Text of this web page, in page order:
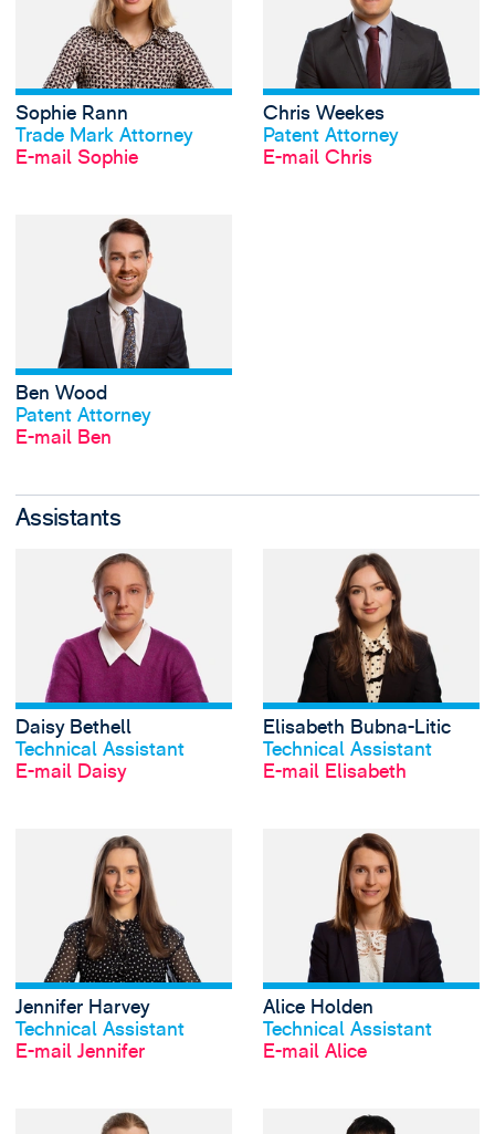
Sophie Rann
Trade Mark Attorney
E-mail Sophie
Profil anschauen
Chris Weekes
Patent Attorney
E-mail Chris
Ben Wood
Patent Attorney
E-mail Ben
Assistants
Daisy Bethell
Technical Assistant
E-mail Daisy
View Daisy
Profil anschauen
Elisabeth Bubna-Litic
Technical Assistant
E-mail Elisabeth
Profil anschauen
Jennifer Harvey
Technical Assistant
E-mail Jennifer
View Jennifer
Alice Holden
Technical Assistant
E-mail Alice
View William